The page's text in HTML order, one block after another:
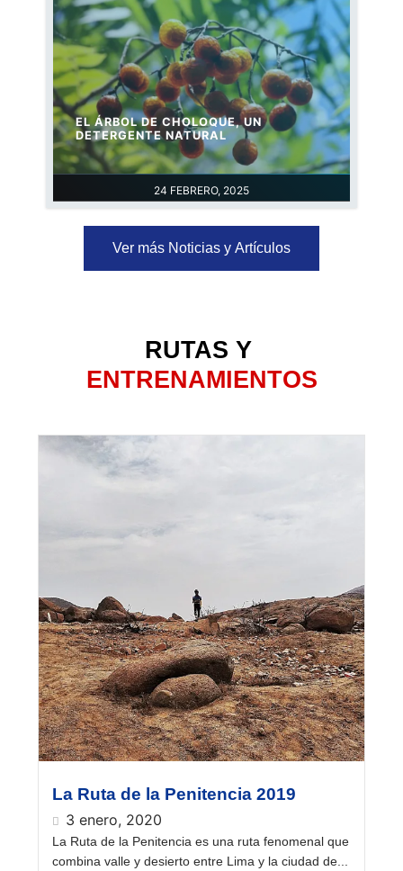
24 FEBRERO, 2025
EL ÁRBOL DE CHOLOQUE, UN
DETERGENTE NATURAL
Ver más Noticias y Artículos
RUTAS Y
ENTRENAMIENTOS
La Ruta de la Penitencia 2019
3 enero, 2020
La Ruta de la Penitencia es una ruta fenomenal que
combina valle y desierto entre Lima y la ciudad de...